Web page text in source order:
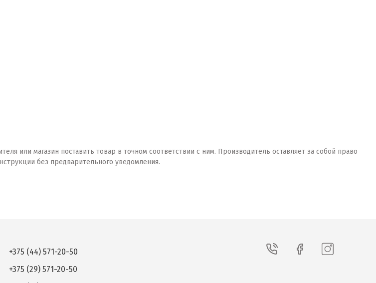
или магазин поставить товар в точном соответствии с ним. Производитель оставляет за собой право
без предварительного уведомления.
+375 (44) 571-20-50
+375 (29) 571-20-50